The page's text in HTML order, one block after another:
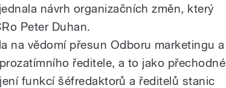
návrh organizačních změn, který
Peter Duhan.
na vědomí přesun Odboru marketingu a
ředitele, a to jako přechodné
funkcí šéfredaktorů a ředitelů stanic